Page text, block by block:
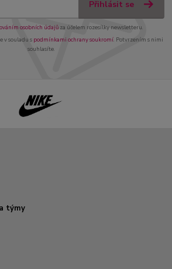
Přihlásit se
osobních údajůza účelem rozesílky newsletteru.
v souladu s podmínkami ochrany soukromí. Potvrzením s nimi
souhlasíte.
týmy